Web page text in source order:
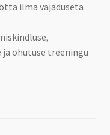
ilma vajaduseta
ja ohutuse treeningu